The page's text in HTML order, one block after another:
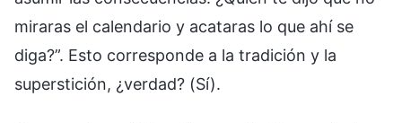
miraras el calendario y acataras lo que ahí se
diga?”. Esto corresponde a la tradición y la
superstición, ¿verdad? (Sí).